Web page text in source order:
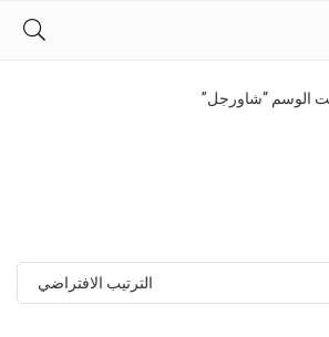
الوسم “شاورجل”
الترتيب الافتراضي